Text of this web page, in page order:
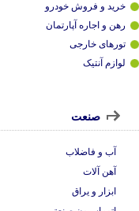
خرید و فروش خودرو
رهن و اجاره آپارتمان
تورهای خارجی
لوازم آنتیک
صنعت
آب و فاضلاب
آهن آلات
ابزار و یراق